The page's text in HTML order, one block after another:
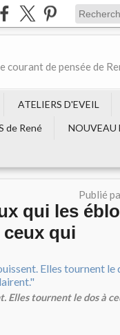
de pensée de
ATELIERS D'EVEIL
de René NOUVEAU
Publié
qui les
qui
Elles tournent le dos à